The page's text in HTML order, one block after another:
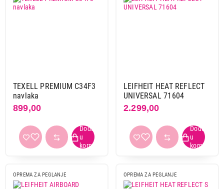
TEXELL PREMIUM C34F3
navlaka
899,00
LEIFHEIT HEAT REFLECT
UNIVERSAL 71604
2.299,00
OPREMA ZA PEGLANJE OPREMA ZA PEGLANJE